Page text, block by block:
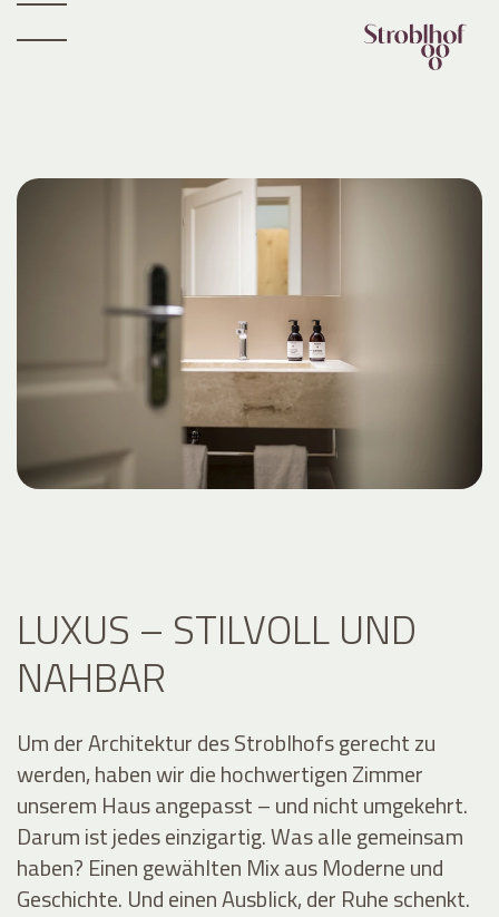
LUXUS – STILVOLL UND
NAHBAR
Um der Architektur des Stroblhofs gerecht zu
werden, haben wir die hochwertigen Zimmer
unserem Haus angepasst – und nicht umgekehrt.
Darum ist jedes einzigartig. Was alle gemeinsam
haben? Einen gewählten Mix aus Moderne und
Geschichte. Und einen Ausblick, der Ruhe schenkt.